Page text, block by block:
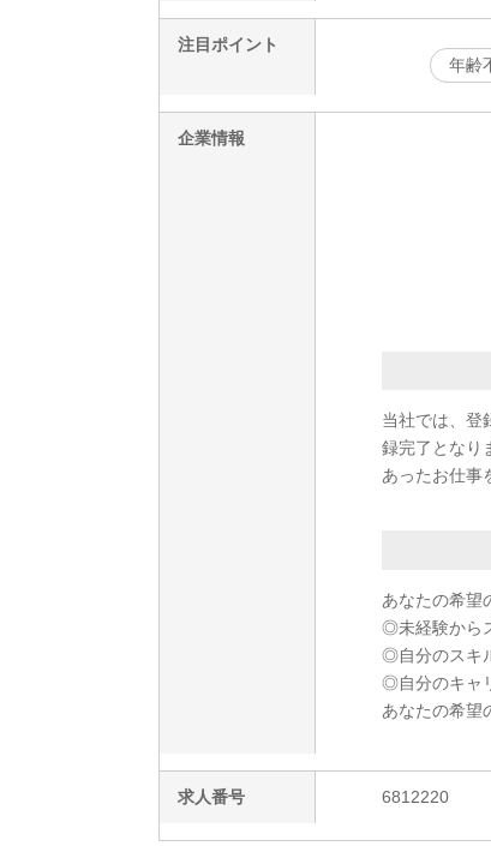
注目ポイント
年齢
企業情報
当社では、登
録完了となり
あったお仕事
あなたの希望
◎未経験から
◎自分のスキ
◎自分のキャ
あなたの希望
求人番号 6812220